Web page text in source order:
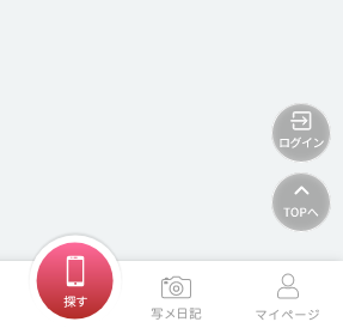
ホームに戻る
探す
写メ日記 マイページ